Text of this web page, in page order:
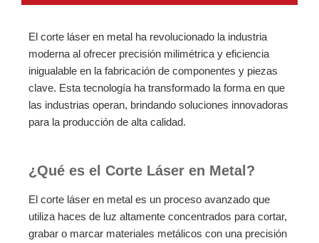
El corte láser en metal ha revolucionado la industria
moderna al ofrecer precisión milimétrica y eficiencia
inigualable en la fabricación de componentes y piezas
clave. Esta tecnología ha transformado la forma en que
las industrias operan, brindando soluciones innovadoras
para la producción de alta calidad.
¿Qué es el Corte Láser en Metal?
El corte láser en metal es un proceso avanzado que
utiliza haces de luz altamente concentrados para cortar,
grabar o marcar materiales metálicos con una precisión